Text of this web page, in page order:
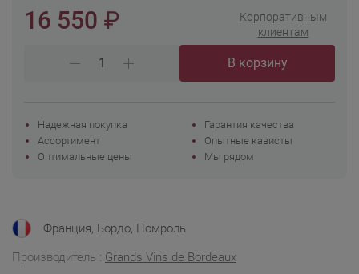
Франция, Бордо, Помроль
Производитель : Grands Vins de Bordeauх
16 550 ₽
Корпоративным
клиентам
В корзину
Надежная покупка
Гарантия качества
Ассортимент
Опытные кависты
Оптимальные цены
Мы рядом